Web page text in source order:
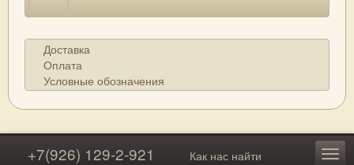
Доставка
Оплата
Условные обозначения
+7(926) 129-2-921 Как нас найти